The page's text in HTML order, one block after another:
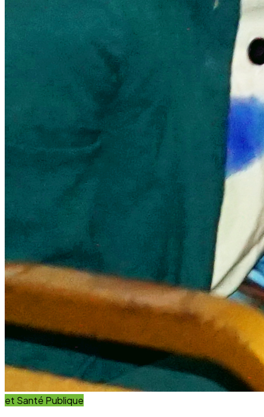
et Innovation
Éducation
Innover avec des solutions éducatives innovantes et
durables.
Découvrir nos projets En savoir plus
Impact Global
+15 Ans
D'engagement au service du développement durable.
Communauté